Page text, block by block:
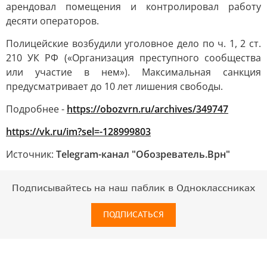
арендовал помещения и контролировал работу
десяти операторов.
Полицейские возбудили уголовное дело по ч. 1, 2 ст.
210 УК РФ («Организация преступного сообщества
или участие в нем»). Максимальная санкция
предусматривает до 10 лет лишения свободы.
Подробнее - https://obozvrn.ru/archives/349747
https://vk.ru/im?sel=-128999803
Источник: Telegram-канал "Обозреватель.Врн"
Подписывайтесь на наш паблик в Одноклассниках
ПОДПИСАТЬСЯ